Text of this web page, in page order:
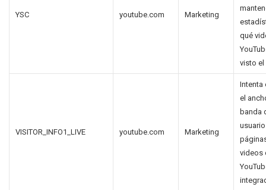
YSC youtube.com Marketing
qué
visto el
VISITOR_INFO1_LIVE youtube.com Marketing
Intenta
el
banda
videos